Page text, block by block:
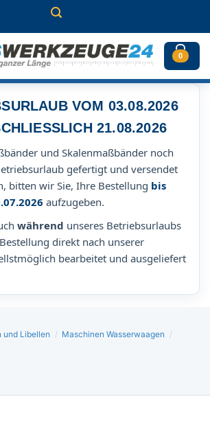
0
VOM 03.08.2026
21.08.2026
und Skalenmaßbänder noch
gefertigt und versendet
bitten wir Sie, Ihre Bestellung bis
aufzugeben.
während unseres Betriebsurlaubs
direkt nach unserer
bearbeitet und ausgeliefert
und Libellen / Maschinen Wasserwaagen /